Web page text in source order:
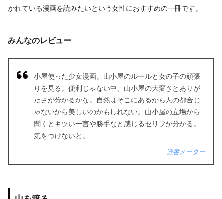
かれている漫画を読みたいという女性におすすめの一冊です。
みんなのレビュー
小屋使った少女漫画。山小屋のルールと女の子の頑張
りを見る。便利じゃない中、山小屋の大変さとありが
たさが分かるかな。自然はそこにあるから人の都合じ
ゃないから美しいのかもしれない。山小屋の立場から
聞くとキツい一言や勝手なと感じるセリフが分かる。
気をつけないと。
読書メーター